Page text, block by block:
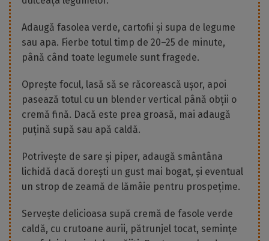
Adaugă fasolea verde, cartofii și supa de legume
sau apa. Fierbe totul timp de 20–25 de minute,
până când toate legumele sunt fragede.
Oprește focul, lasă să se răcorească ușor, apoi
pasează totul cu un blender vertical până obții o
cremă fină. Dacă este prea groasă, mai adaugă
puțină supă sau apă caldă.
Potrivește de sare și piper, adaugă smântâna
lichidă dacă dorești un gust mai bogat, și eventual
un strop de zeamă de lămâie pentru prospețime.
Servește delicioasa supă cremă de fasole verde
caldă, cu crutoane aurii, pătrunjel tocat, semințe